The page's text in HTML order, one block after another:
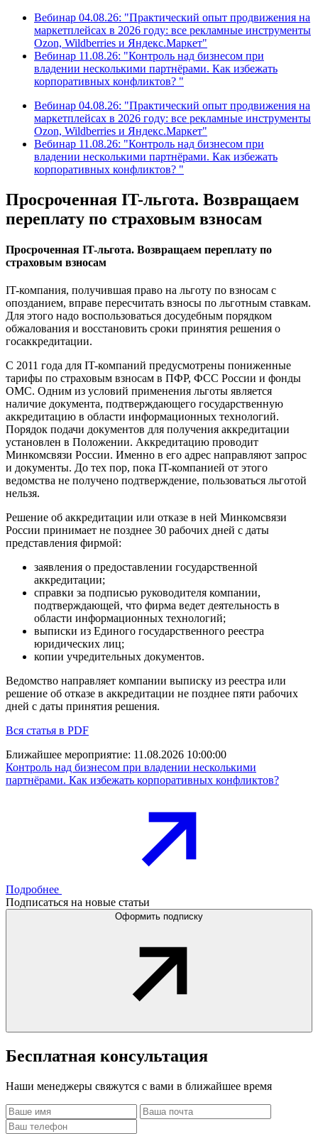
Вебинар 04.08.26: "Практический опыт продвижения на
маркетплейсах в 2026 году: все рекламные инструменты
Ozon, Wildberries и Яндекс.Маркет"
Вебинар 11.08.26: "Контроль над бизнесом при
владении несколькими партнёрами. Как избежать
корпоративных конфликтов? "
Вебинар 04.08.26: "Практический опыт продвижения на
маркетплейсах в 2026 году: все рекламные инструменты
Ozon, Wildberries и Яндекс.Маркет"
Вебинар 11.08.26: "Контроль над бизнесом при
владении несколькими партнёрами. Как избежать
корпоративных конфликтов? "
Просроченная IT-льгота. Возвращаем
переплату по страховым взносам
Просроченная IT-льгота. Возвращаем переплату по
страховым взносам
IT-компания, получившая право на льготу по взносам с
опозданием, вправе пересчитать взносы по льготным ставкам.
Для этого надо воспользоваться досудебным порядком
обжалования и восстановить сроки принятия решения о
госаккредитации.
С 2011 года для IT-компаний предусмотрены пониженные
тарифы по страховым взносам в ПФР, ФСС России и фонды
ОМС. Одним из условий применения льготы является
наличие документа, подтверждающего государственную
аккредитацию в области информационных технологий.
Порядок подачи документов для получения аккредитации
установлен в Положении. Аккредитацию проводит
Минкомсвязи России. Именно в его адрес направляют запрос
и документы. До тех пор, пока IT-компанией от этого
ведомства не получено подтверждение, пользоваться льготой
нельзя.
Решение об аккредитации или отказе в ней Минкомсвязи
России принимает не позднее 30 рабочих дней с даты
представления фирмой:
заявления о предоставлении государственной
аккредитации;
справки за подписью руководителя компании,
подтверждающей, что фирма ведет деятельность в
области информационных технологий;
выписки из Единого государственного реестра
юридических лиц;
копии учредительных документов.
Ведомство направляет компании выписку из реестра или
решение об отказе в аккредитации не позднее пяти рабочих
дней с даты принятия решения.
Вся статья в PDF
Ближайшее мероприятие: 11.08.2026 10:00:00
Контроль над бизнесом при владении несколькими
партнёрами. Как избежать корпоративных конфликтов?
Подробнее
Подписаться на новые статьи
Оформить подписку
Бесплатная консультация
Наши менеджеры свяжутся с вами в ближайшее время